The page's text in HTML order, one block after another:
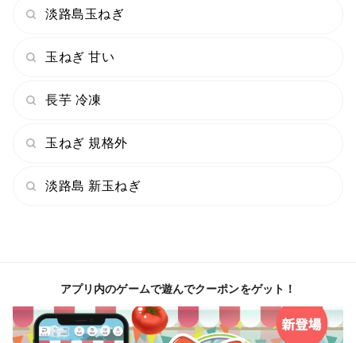
ビニールハウスや育苗資材など使わないので、環境に優
十勝の気候と大地がこの栽培方法を可能にしました。
日照時間の長い十勝の太陽をいっぱい浴びて育ったタマ
が強い分、熱を通せば通すほど甘さが強くなります。
が短く葉の枚数が少ないことから鱗片の数が少ないの
淡路島玉ねぎ
玉ねぎ 甘い
長芋 冷凍
玉ねぎ 規格外
淡路島 新玉ねぎ
アプリ内のゲームで遊んでクーポンをゲット！